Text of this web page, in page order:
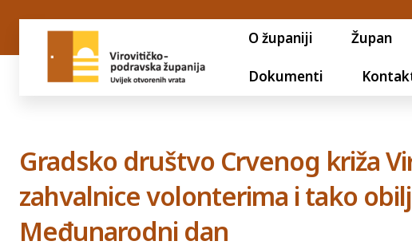
O županiji Župan
Dokumenti
Gradsko društvo Crvenog križa
zahvalnice volonterima i tako
Međunarodni dan